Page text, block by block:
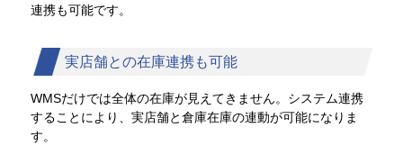
連携も可能です。
実店舗との在庫連携も可能
WMSだけでは全体の在庫が見えてきません。システム連携
することにより、実店舗と倉庫在庫の連動が可能になりま
す。